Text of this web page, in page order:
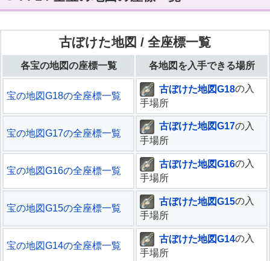
古ぼけた地図 / 全座標一覧
各宝の地図の座標一覧 各地図を入手できる場所
宝の地図G18の全座標一覧
古ぼけた地図G18の入
手場所
宝の地図G17の全座標一覧
古ぼけた地図G17の入
手場所
宝の地図G16の全座標一覧
古ぼけた地図G16の入
手場所
宝の地図G15の全座標一覧
古ぼけた地図G15の入
手場所
宝の地図G14の全座標一覧
古ぼけた地図G14の入
手場所